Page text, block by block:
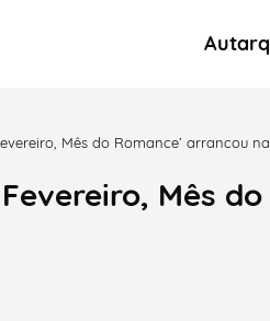
Mês do Romance’ arrancou
Mês